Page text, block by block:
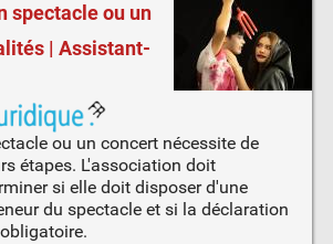
spectacle ou un
| Assistant-
ou un concert nécessite de
étapes. L'association doit
si elle doit disposer d'une
du spectacle et si la déclaration